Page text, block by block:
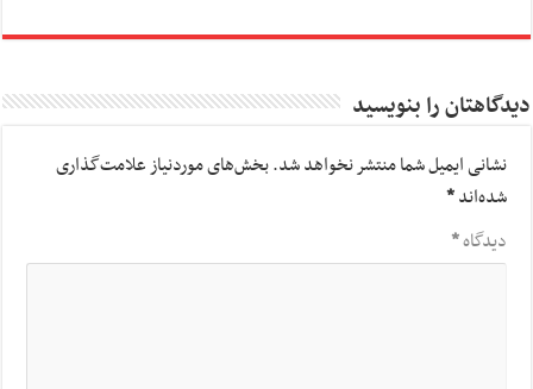
دیدگاهتان را بنویسید
نشانی ایمیل شما منتشر نخواهد شد.بخش‌های موردنیاز علامت‌گذاری
شده‌اند*
دیدگاه*